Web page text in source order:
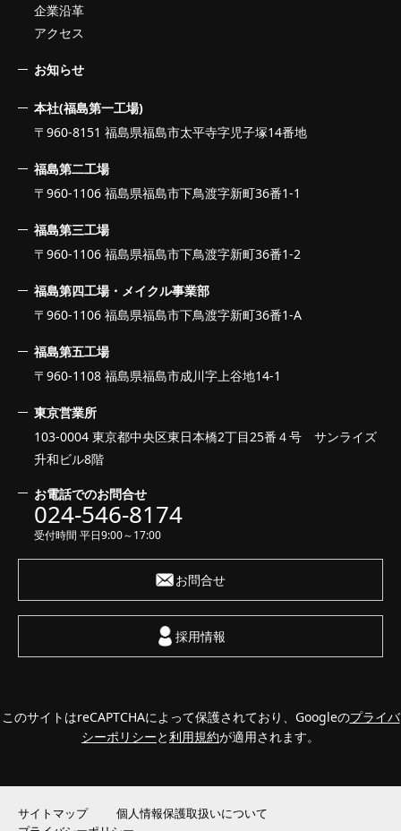
企業沿革
アクセス
お知らせ
本社(福島第一工場)
〒960-8151 福島県福島市太平寺字児子塚14番地
福島第二工場
〒960-1106 福島県福島市下鳥渡字新町36番1-1
福島第三工場
〒960-1106 福島県福島市下鳥渡字新町36番1-2
福島第四工場・メイクル事業部
〒960-1106 福島県福島市下鳥渡字新町36番1-A
福島第五工場
〒960-1108 福島県福島市成川字上谷地14-1
東京営業所
103-0004 東京都中央区東日本橋2丁目25番４号 サンライズ
升和ビル8階
お電話でのお問合せ
024-546-8174
受付時間 平日9:00～17:00
お問合せ
採用情報
このサイトはreCAPTCHAによって保護されており、Googleのプライバ
シーポリシーと利用規約が適用されます。
サイトマップ
個人情報保護取扱いについて